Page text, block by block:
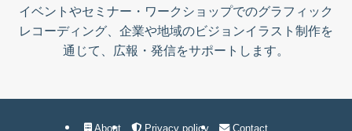
イベントやセミナー・ワークショップでのグラフィック
レコーディング、企業や地域のビジョンイラスト制作を
通じて、広報・発信をサポートします。
About Privacy policy Contact